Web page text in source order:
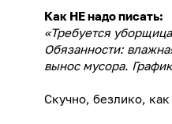
Как НЕ надо писать:
«Требуется
Обязанности:
вынос мусора.
Скучно, безлико, как